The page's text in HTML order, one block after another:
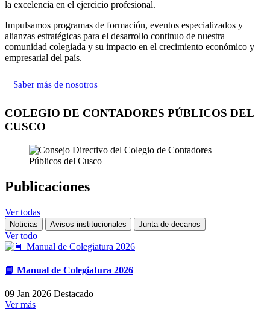
la excelencia en el ejercicio profesional.
Impulsamos programas de formación, eventos especializados y
alianzas estratégicas para el desarrollo continuo de nuestra
comunidad colegiada y su impacto en el crecimiento económico y
empresarial del país.
Saber más de nosotros
COLEGIO DE CONTADORES PÚBLICOS DEL
CUSCO
Publicaciones
Ver todas
Noticias Avisos institucionales Junta de decanos
Ver todo
📘 Manual de Colegiatura 2026
09 Jan 2026 Destacado
Ver más